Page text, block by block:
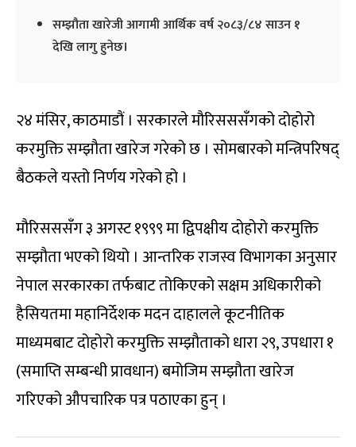
सम्झौता खारेजी आगामी आर्थिक वर्ष २०८३/८४ साउन १
देखि लागु हुनेछ।
२४ मंसिर, काठमाडौं । सरकारले मौरिसससँगको दोहोरो
करमुक्ति सम्झौता खारेज गरेको छ । सोमबारको मन्त्रिपरिषद्
बैठकले यस्तो निर्णय गरेको हो ।
मौरिसससँग ३ अगस्ट १९९९ मा द्विपक्षीय दोहोरो करमुक्ति
सम्झौता भएको थियो । आन्तरिक राजस्व विभागका अनुसार
नेपाल सरकारका तर्फबाट तोकिएको सक्षम अधिकारीको
हैसियतमा महानिर्देशक मदन दाहालले कूटनीतिक
माध्यमबाट दोहोरो करमुक्ति सम्झौताको धारा २९, उपधारा १
(समाप्ति सम्बन्धी प्रावधान) बमोजिम सम्झौता खारेज
गरिएको औपचारिक पत्र पठाएका हुन् ।